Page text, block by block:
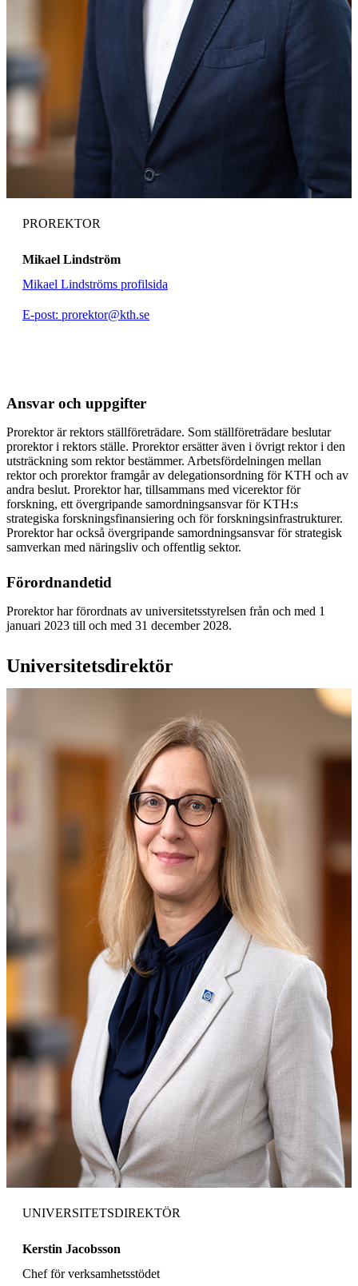
PROREKTOR
Mikael Lindström
Mikael Lindströms profilsida
E-post: prorektor@kth.se
Ansvar och uppgifter
Prorektor är rektors ställföreträdare. Som ställföreträdare beslutar
prorektor i rektors ställe. Prorektor ersätter även i övrigt rektor i den
utsträckning som rektor bestämmer. Arbetsfördelningen mellan
rektor och prorektor framgår av delegationsordning för KTH och av
andra beslut. Prorektor har, tillsammans med vicerektor för
forskning, ett övergripande samordningsansvar för KTH:s
strategiska forskningsfinansiering och för forskningsinfrastrukturer.
Prorektor har också övergripande samordningsansvar för strategisk
samverkan med näringsliv och offentlig sektor.
Förordnandetid
Prorektor har förordnats av universitetsstyrelsen från och med 1
januari 2023 till och med 31 december 2028.
Universitetsdirektör
UNIVERSITETSDIREKTÖR
Kerstin Jacobsson
Chef för verksamhetsstödet